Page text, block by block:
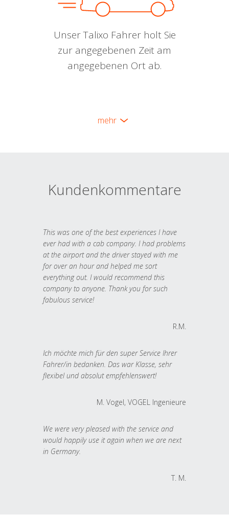
Unser Talixo Fahrer holt Sie
zur angegebenen Zeit am
angegebenen Ort ab.
mehr
Kundenkommentare
This was one of the best experiences I have
ever had with a cab company. I had problems
at the airport and the driver stayed with me
for over an hour and helped me sort
everything out. I would recommend this
company to anyone. Thank you for such
fabulous service!
R.M.
Ich möchte mich für den super Service Ihrer
Fahrer/in bedanken. Das war Klasse, sehr
flexibel und absolut empfehlenswert!
M. Vogel, VOGEL Ingenieure
We were very pleased with the service and
would happily use it again when we are next
in Germany.
T. M.